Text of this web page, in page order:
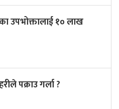
उपभोक्तालाई १० लाख
पक्राउ गर्ला ?